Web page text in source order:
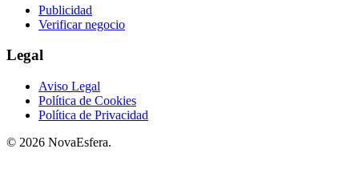
Publicidad
Verificar negocio
Legal
Aviso Legal
Política de Cookies
Política de Privacidad
© 2026 NovaEsfera.